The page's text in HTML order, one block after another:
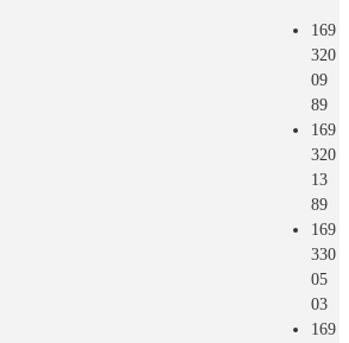
169
320
09
89
169
320
13
89
169
330
05
03
169